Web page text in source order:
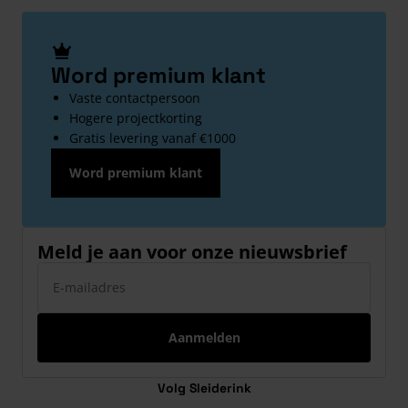
Word premium klant
Vaste contactpersoon
Hogere projectkorting
Gratis levering vanaf €1000
Word premium klant
Meld je aan voor onze nieuwsbrief
Aanmelden
Volg Sleiderink